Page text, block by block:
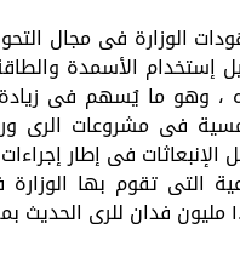
الوزارة فى مجال
الأسمدة والطاقة
، وهو ما يُسهم فى
فى مشروعات الرى
الإنبعاثات فى إطار
التى تقوم بها